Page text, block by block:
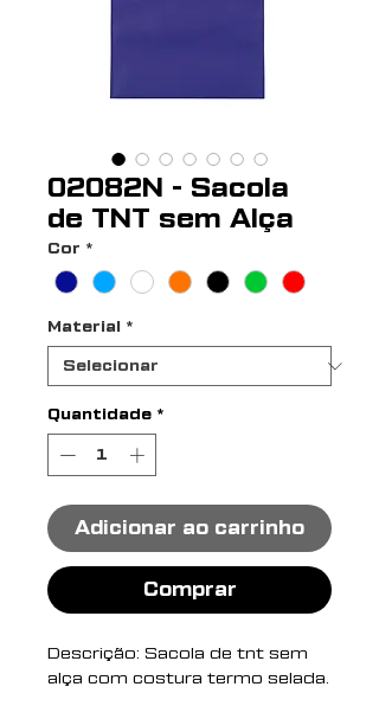
02082N - Sacola
de TNT sem Alça
Cor *
Material *
Quantidade *
Adicionar ao carrinho
Comprar
Descrição: Sacola de tnt sem
alça com costura termo selada.